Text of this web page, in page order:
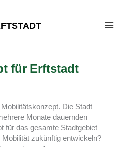
für Erftstadt
Die Stadt
Monate dauernden
für das gesamte Stadtgebiet
zukünftig entwickeln?